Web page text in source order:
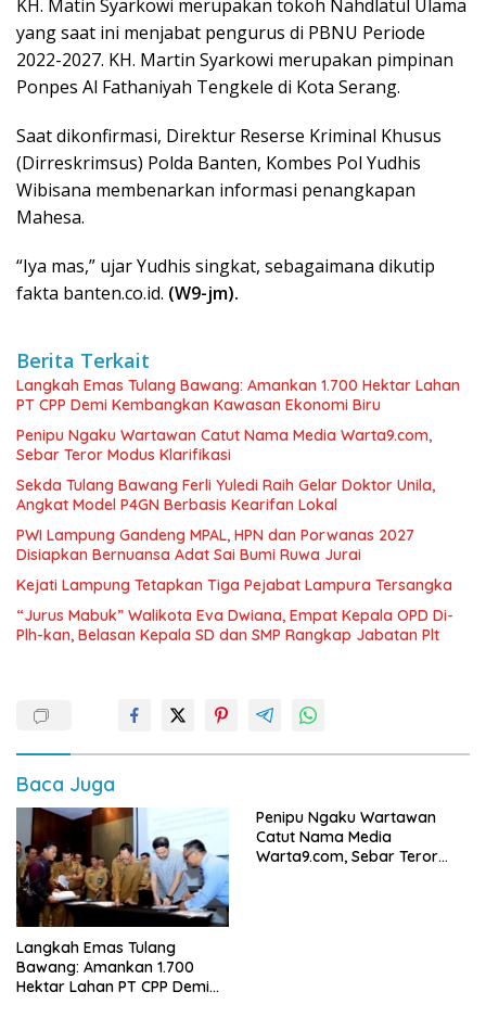
KH. Matin Syarkowi merupakan tokoh Nahdlatul Ulama
yang saat ini menjabat pengurus di PBNU Periode
2022-2027. KH. Martin Syarkowi merupakan pimpinan
Ponpes Al Fathaniyah Tengkele di Kota Serang.
Saat dikonfirmasi, Direktur Reserse Kriminal Khusus
(Dirreskrimsus) Polda Banten, Kombes Pol Yudhis
Wibisana membenarkan informasi penangkapan
Mahesa.
“Iya mas,” ujar Yudhis singkat, sebagaimana dikutip
fakta banten.co.id. (W9-jm).
Berita Terkait
Langkah Emas Tulang Bawang: Amankan 1.700 Hektar Lahan
PT CPP Demi Kembangkan Kawasan Ekonomi Biru
Penipu Ngaku Wartawan Catut Nama Media Warta9.com,
Sebar Teror Modus Klarifikasi
Sekda Tulang Bawang Ferli Yuledi Raih Gelar Doktor Unila,
Angkat Model P4GN Berbasis Kearifan Lokal
PWI Lampung Gandeng MPAL, HPN dan Porwanas 2027
Disiapkan Bernuansa Adat Sai Bumi Ruwa Jurai
Kejati Lampung Tetapkan Tiga Pejabat Lampura Tersangka
“Jurus Mabuk” Walikota Eva Dwiana, Empat Kepala OPD Di-
Plh-kan, Belasan Kepala SD dan SMP Rangkap Jabatan Plt
Baca Juga
Langkah Emas Tulang
Bawang: Amankan 1.700
Hektar Lahan PT CPP Demi
Penipu Ngaku Wartawan
Catut Nama Media
Warta9.com, Sebar Teror